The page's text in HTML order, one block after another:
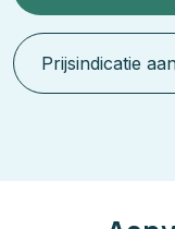
Prijsindicatie